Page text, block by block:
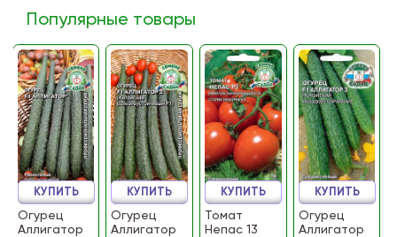
Популярные товары
Огурец
Аллигатор
КУПИТЬ
Огурец
Аллигатор
КУПИТЬ
Томат
Непас 13
КУПИТЬ
Огурец
Аллигатор
КУПИТЬ